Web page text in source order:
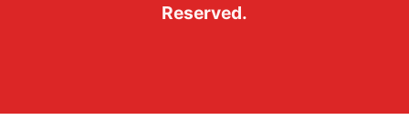
Reserved.